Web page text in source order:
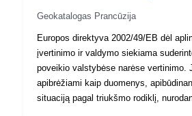
Geokatalogas Prancūzija
Europos direktyva 2002/49/EB dėl
įvertinimo ir valdymo siekiama
poveikio valstybėse narėse vertinimo.
apibrėžiami kaip duomenys,
situaciją pagal triukšmo rodiklį,